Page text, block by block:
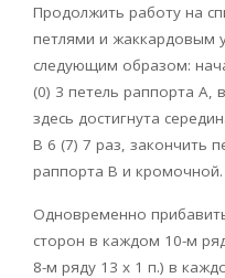
Продолжить работу на
петлями и жаккардовым
следующим образом:
(0) 3 петель раппорта A,
здесь достигнута
B 6 (7) 7 раз, закончить
раппорта B и кромочной.
Одновременно
сторон в каждом 10-м
8-м ряду 13 x 1 п.) в